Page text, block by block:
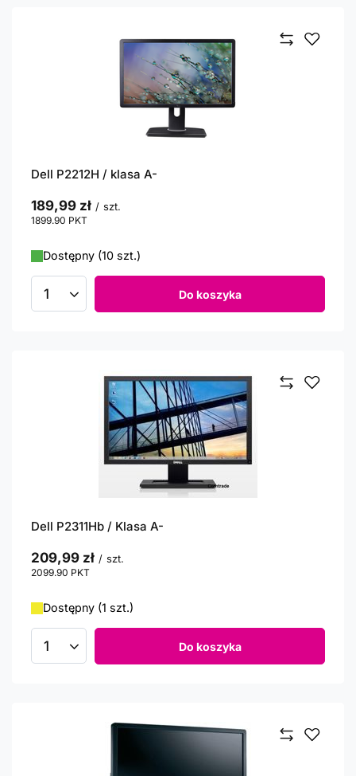
Dell P2212H / klasa A-
189,99 zł / szt.
1899.90 PKT
Dostępny (10 szt.)
Ilość produktów Do koszyka
Dell P2311Hb / Klasa A-
209,99 zł / szt.
2099.90 PKT
Dostępny (1 szt.)
Ilość produktów Do koszyka